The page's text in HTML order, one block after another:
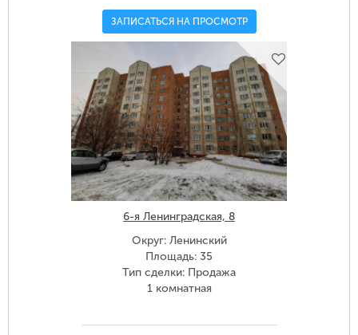
ЗАПИСАТЬСЯ НА ПРОСМОТР
6-я Ленинградская, 8
Округ: Ленинский
Площадь: 35
Тип сделки: Продажа
1 комнатная